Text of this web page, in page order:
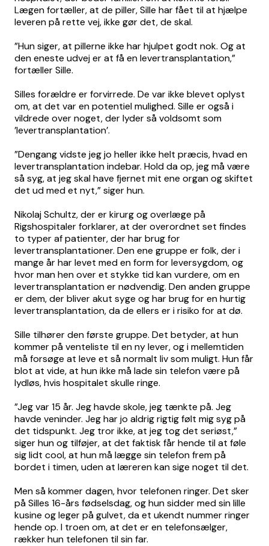
Lægen fortæller, at de piller, Sille har fået til at hjælpe
leveren på rette vej, ikke gør det, de skal.
”Hun siger, at pillerne ikke har hjulpet godt nok. Og at
den eneste udvej er at få en levertransplantation,”
fortæller Sille.
Silles forældre er forvirrede. De var ikke blevet oplyst
om, at det var en potentiel mulighed. Sille er også i
vildrede over noget, der lyder så voldsomt som
’levertransplantation’.
”Dengang vidste jeg jo heller ikke helt præcis, hvad en
levertransplantation indebar. Hold da op, jeg må være
så syg, at jeg skal have fjernet mit ene organ og skiftet
det ud med et nyt,” siger hun.
Nikolaj Schultz, der er kirurg og overlæge på
Rigshospitaler forklarer, at der overordnet set findes
to typer af patienter, der har brug for
levertransplantationer. Den ene gruppe er folk, der i
mange år har levet med en form for leversygdom, og
hvor man hen over et stykke tid kan vurdere, om en
levertransplantation er nødvendig. Den anden gruppe
er dem, der bliver akut syge og har brug for en hurtig
levertransplantation, da de ellers er i risiko for at dø.
Sille tilhører den første gruppe. Det betyder, at hun
kommer på venteliste til en ny lever, og i mellemtiden
må forsøge at leve et så normalt liv som muligt. Hun får
blot at vide, at hun ikke må lade sin telefon være på
lydløs, hvis hospitalet skulle ringe.
”Jeg var 15 år. Jeg havde skole, jeg tænkte på. Jeg
havde veninder. Jeg har jo aldrig rigtig følt mig syg på
det tidspunkt. Jeg tror ikke, at jeg tog det seriøst,”
siger hun og tilføjer, at det faktisk får hende til at føle
sig lidt cool, at hun må lægge sin telefon frem på
bordet i timen, uden at læreren kan sige noget til det.
Men så kommer dagen, hvor telefonen ringer. Det sker
på Silles 16-års fødselsdag, og hun sidder med sin lille
kusine og leger på gulvet, da et ukendt nummer ringer
hende op. I troen om, at det er en telefonsælger,
rækker hun telefonen til sin far.